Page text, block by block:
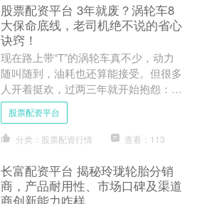
股票配资平台 3年就废？涡轮车8
大保命底线，老司机绝不说的省心
诀窍！
现在路上带“T”的涡轮车真不少，动力
随叫随到，油耗也还算能接受。但很多
人开着挺欢，过两三年就开始抱怨：怎
么感觉没劲了，油也开始烧，机舱莫名
有异响，甚至涡轮直接挂....
股票配资平台
分类：股票配资行情 查看：113
长富配资平台 揭秘玲珑轮胎分销
商，产品耐用性、市场口碑及渠道
商创新能力咋样